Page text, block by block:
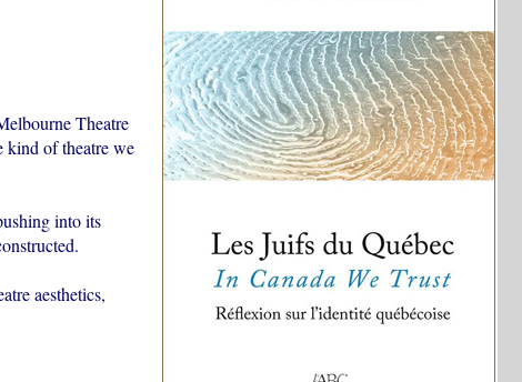
Theatre
kind of theatre we
into its
aesthetics,